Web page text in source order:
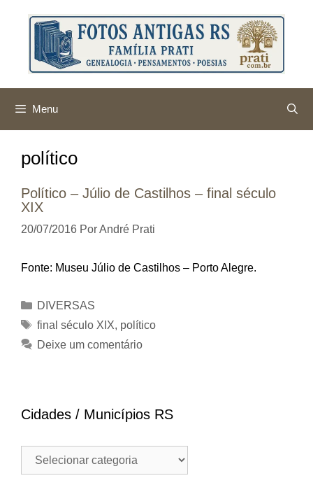
conteúdo
Menu
político
Político – Júlio de Castilhos – final século
XIX
20/07/2016 PorAndré Prati
Fonte: Museu Júlio de Castilhos – Porto Alegre.
Categorias
DIVERSAS
Tags
final século XIX, político
Deixe um comentário
Cidades / Municípios RS
Cidades
Municípios